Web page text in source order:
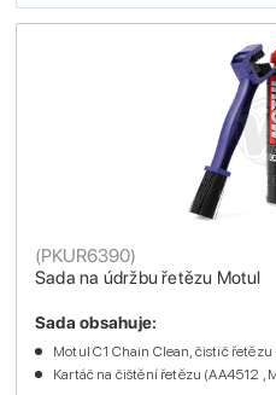
Sada na údržbu řetězu Motul
(PKUR6390)
Sada obsahuje:
Motul C1 Chain Clean, čistič
Kartáč na čištění řetězu (AA4512 ,